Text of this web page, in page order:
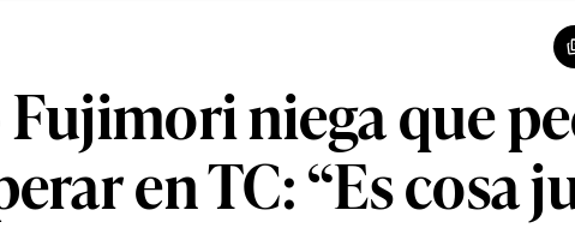
niega que
en TC: “Es cosa